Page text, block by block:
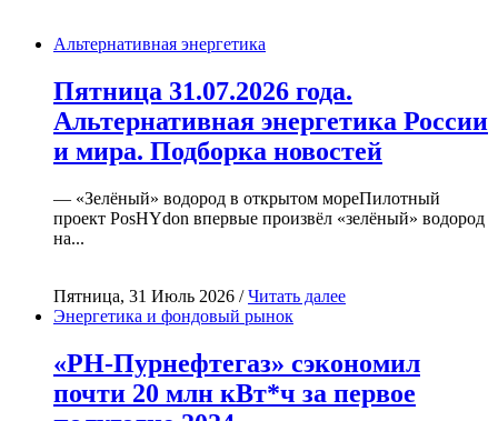
Альтернативная энергетика
Пятница 31.07.2026 года.
Альтернативная энергетика России
и мира. Подборка новостей
— «Зелёный» водород в открытом мореПилотный
проект PosHYdon впервые произвёл «зелёный» водород
на...
Пятница, 31 Июль 2026 /Читать далее
Энергетика и фондовый рынок
«РН-Пурнефтегаз» сэкономил
почти 20 млн кВт*ч за первое